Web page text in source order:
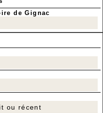
de Gignac
ou récent